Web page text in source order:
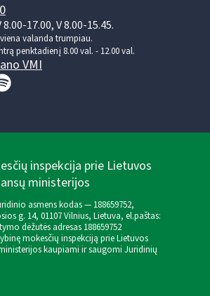
17.00, V 8.00-15.45.
valanda trumpiau.
penktadienį 8.00 val. - 12.00 val.
VMI
inspekcija prie Lietuvos
ministerijos
asmens kodas — 188659752,
g. 14, 01107 Vilnius, Lietuva, el.paštas:
dėžutės adresas 188659752
mokesčių inspekciją prie Lietuvos
kaupiami ir saugomi Juridinių